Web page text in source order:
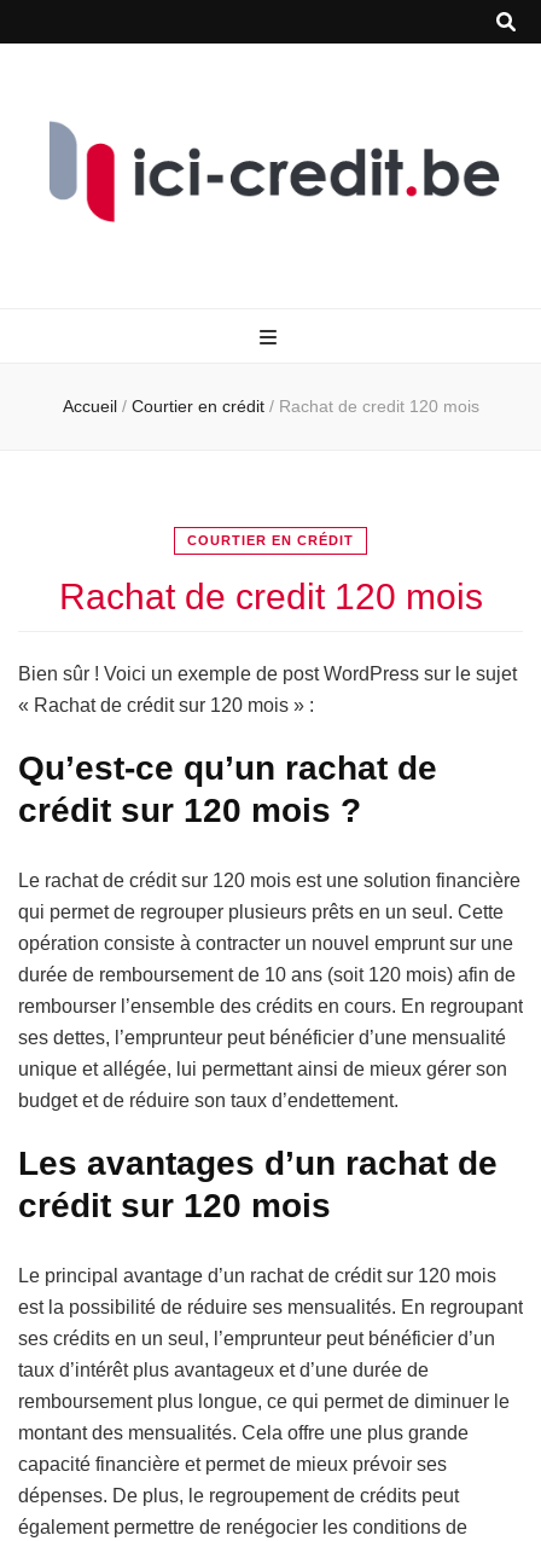
Accueil / Courtier en crédit / Rachat de credit 120 mois
COURTIER EN CRÉDIT
Rachat de credit 120 mois
Bien sûr ! Voici un exemple de post WordPress sur le sujet
« Rachat de crédit sur 120 mois » :
Qu’est-ce qu’un rachat de
crédit sur 120 mois ?
Le rachat de crédit sur 120 mois est une solution financière
qui permet de regrouper plusieurs prêts en un seul. Cette
opération consiste à contracter un nouvel emprunt sur une
durée de remboursement de 10 ans (soit 120 mois) afin de
rembourser l’ensemble des crédits en cours. En regroupant
ses dettes, l’emprunteur peut bénéficier d’une mensualité
unique et allégée, lui permettant ainsi de mieux gérer son
budget et de réduire son taux d’endettement.
Les avantages d’un rachat de
crédit sur 120 mois
Le principal avantage d’un rachat de crédit sur 120 mois
est la possibilité de réduire ses mensualités. En regroupant
ses crédits en un seul, l’emprunteur peut bénéficier d’un
taux d’intérêt plus avantageux et d’une durée de
remboursement plus longue, ce qui permet de diminuer le
montant des mensualités. Cela offre une plus grande
capacité financière et permet de mieux prévoir ses
dépenses. De plus, le regroupement de crédits peut
également permettre de renégocier les conditions de